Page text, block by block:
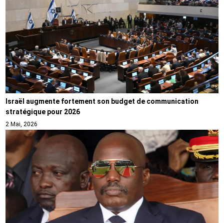
Israël augmente fortement son budget de communication
stratégique pour 2026
2 Mai, 2026